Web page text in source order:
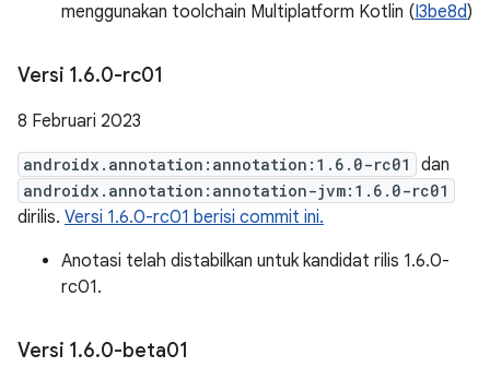
menggunakan toolchain Multiplatform Kotlin (I3be8d)
Versi 1.6.0-rc01
8 Februari 2023
androidx.annotation:annotation:1.6.0-rc01 dan
androidx.annotation:annotation-jvm:1.6.0-rc01
dirilis. Versi 1.6.0-rc01 berisi commit ini.
Anotasi telah distabilkan untuk kandidat rilis 1.6.0-
rc01.
Versi 1.6.0-beta01